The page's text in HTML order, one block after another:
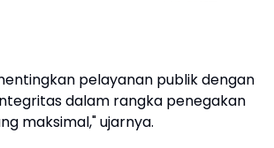
pelayanan publik dengan
dalam rangka penegakan
maksimal," ujarnya.